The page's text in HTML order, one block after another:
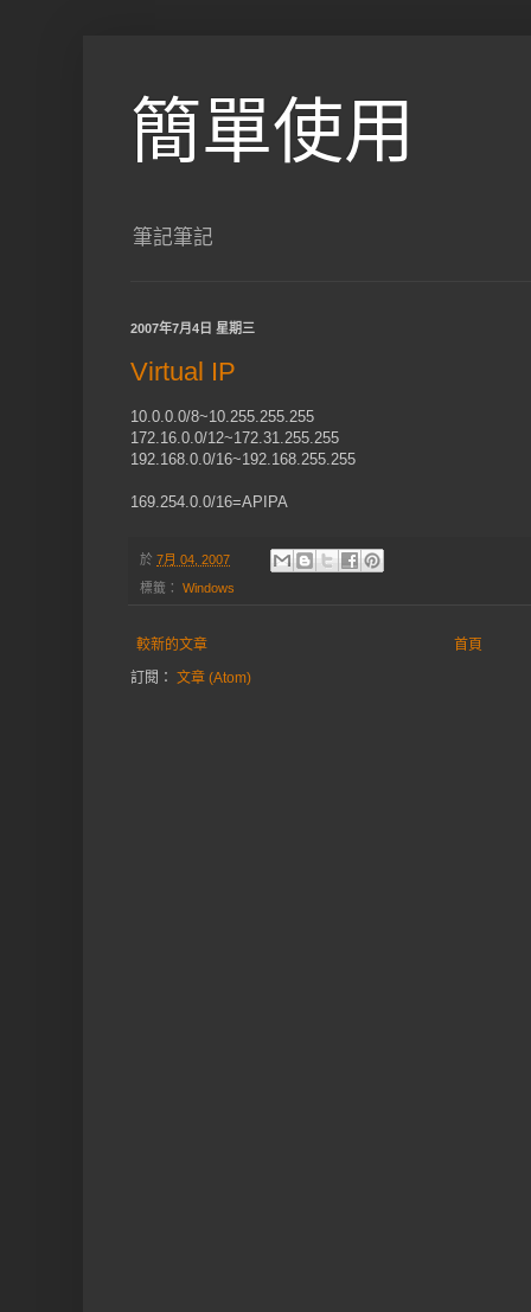
簡單使用
筆記筆記
2007年7月4日 星期三
Virtual IP
10.0.0.0/8~10.255.255.255
172.16.0.0/12~172.31.255.255
192.168.0.0/16~192.168.255.255
169.254.0.0/16=APIPA
於 7月 04, 2007
標籤： Windows
較新的文章
首頁
訂閱： 文章 (Atom)